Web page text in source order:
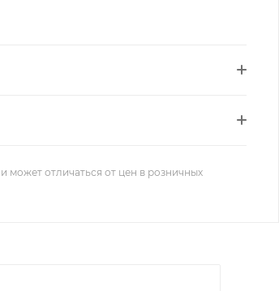
может отличаться от цен в розничных